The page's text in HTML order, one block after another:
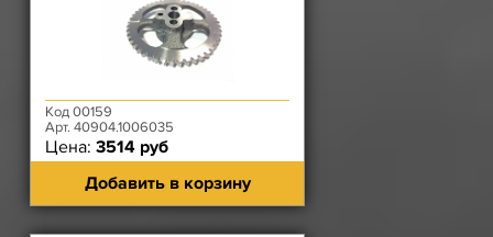
Код 00159
Арт. 40904.1006035
Цена: 3514 руб
Добавить в корзину